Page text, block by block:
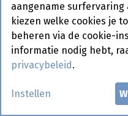
Sprite Lemon
aangename surfervaring
kiezen welke cookies je
beheren via de cookie-
informatie nodig hebt,
privacybeleid .
Instellen